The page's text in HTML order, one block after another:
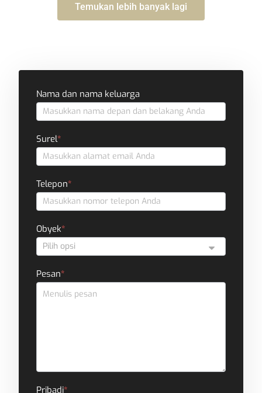
Temukan lebih banyak lagi
Formulir
kontak
Nama dan nama keluarga
Surel*
Telepon*
Obyek*
Pesan*
Pribadi*